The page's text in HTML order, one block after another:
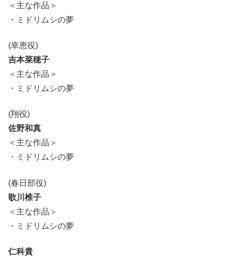
＜主な作品＞
・ミドリムシの夢
(幸恵役)
吉本菜穂子
＜主な作品＞
・ミドリムシの夢
(翔役)
佐野和真
＜主な作品＞
・ミドリムシの夢
(春日部役)
歌川椎子
＜主な作品＞
・ミドリムシの夢
仁科貴